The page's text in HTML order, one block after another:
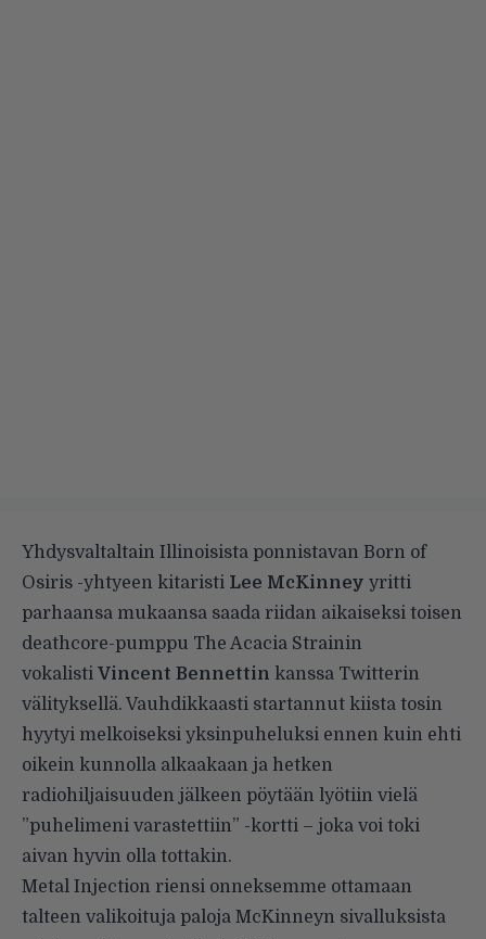
Yhdysvaltaltain Illinoisista ponnistavan Born of
Osiris -yhtyeen kitaristi Lee McKinney yritti
parhaansa mukaansa saada riidan aikaiseksi toisen
deathcore-pumppu The Acacia Strainin
vokalisti Vincent Bennettin kanssa Twitterin
välityksellä. Vauhdikkaasti startannut kiista tosin
hyytyi melkoiseksi yksinpuheluksi ennen kuin ehti
oikein kunnolla alkaakaan ja hetken
radiohiljaisuuden jälkeen pöytään lyötiin vielä
”puhelimeni varastettiin” -kortti – joka voi toki
aivan hyvin olla tottakin.
Metal Injection riensi onneksemme ottamaan
talteen valikoituja paloja McKinneyn sivalluksista